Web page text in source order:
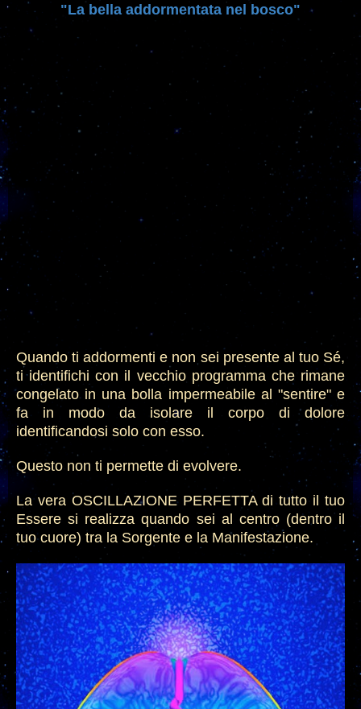
"La bella addormentata nel bosco"
Quando ti addormenti e non sei presente al tuo Sé,
ti identifichi con il vecchio programma che rimane
congelato in una bolla impermeabile al "sentire" e
fa in modo da isolare il corpo di dolore
identificandosi solo con esso.
Questo non ti permette di evolvere.
La vera OSCILLAZIONE PERFETTA di tutto il tuo
Essere si realizza quando sei al centro (dentro il
tuo cuore) tra la Sorgente e la Manifestazione.